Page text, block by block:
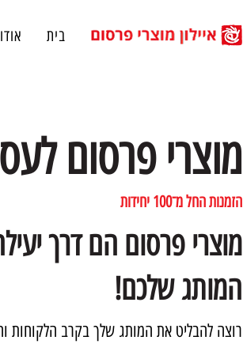
בית
מוצרי פרסום
הזמנות החל מ־100 יחידות
מוצרי פרסום הם דרך
המותג שלכם!
רוצה להבליט את המותג שלך בקרב הלקוחות